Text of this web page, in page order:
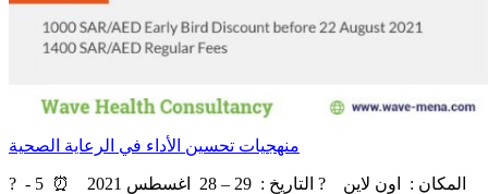
منهجيات تحسين الأداء في الرعاية الصحية
? ‏‎المكان : اون لاين ? التاريخ : 29 – 28 اغسطس 2021 ⏰ 5 -